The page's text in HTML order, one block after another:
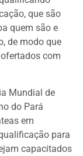
que são
quem são e
de modo que
com
Mundial de
do Pará
em
para
capacitados